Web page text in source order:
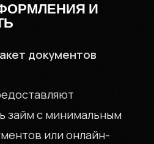
И
документов
займ с минимальным
или онлайн-